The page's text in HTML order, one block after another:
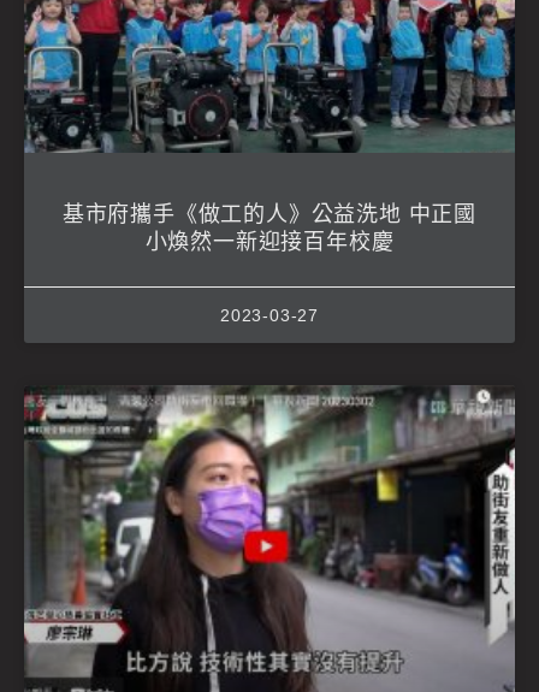
基市府攜手《做工的人》公益洗地 中正國
小煥然一新迎接百年校慶
2023-03-27